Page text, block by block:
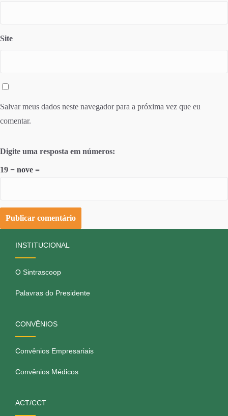
Site
Salvar meus dados neste navegador para a próxima vez que eu
comentar.
Digite uma resposta em números:
19 − nove =
INSTITUCIONAL
O Sintrascoop
Palavras do Presidente
CONVÊNIOS
Convênios Empresariais
Convênios Médicos
ACT/CCT